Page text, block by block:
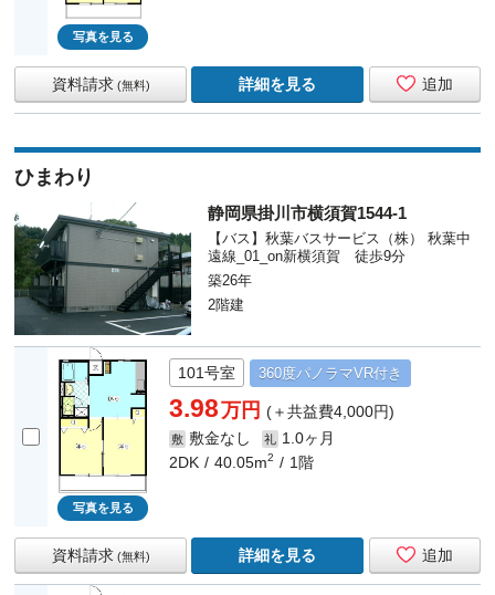
写真を見る
追加
資料請求 (無料) 詳細を見る
ひまわり
静岡県掛川市横須賀1544-1
【バス】秋葉バスサービス（株） 秋葉中
遠線_01_on新横須賀 徒歩9分
築26年
2階建
写真を見る
101号室 360度パノラマVR付き
3.98万円(＋共益費4,000円)
敷 敷金なし 礼 1.0ヶ月
2DK
40.05m2 1階
追加
資料請求 (無料) 詳細を見る